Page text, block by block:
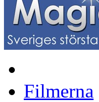
Filmerna